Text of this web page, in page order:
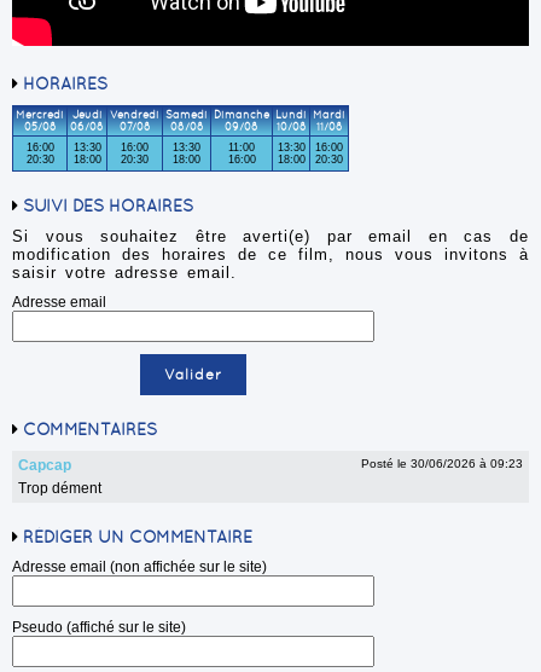
HORAIRES
Mercredi
05/08
Jeudi
06/08
Vendredi
07/08
Samedi
08/08
Dimanche
09/08
Lundi
10/08
Mardi
11/08
16:00
20:30
13:30
18:00
16:00
20:30
13:30
18:00
11:00
16:00
13:30
18:00
16:00
20:30
SUIVI DES HORAIRES
Si vous souhaitez être averti(e) par email en cas de
modification des horaires de ce film, nous vous invitons à
saisir votre adresse email.
Adresse email
COMMENTAIRES
Posté le 30/06/2026 à 09:23
Capcap
Trop dément
RÉDIGER UN COMMENTAIRE
Adresse email (non affichée sur le site)
Pseudo (affiché sur le site)